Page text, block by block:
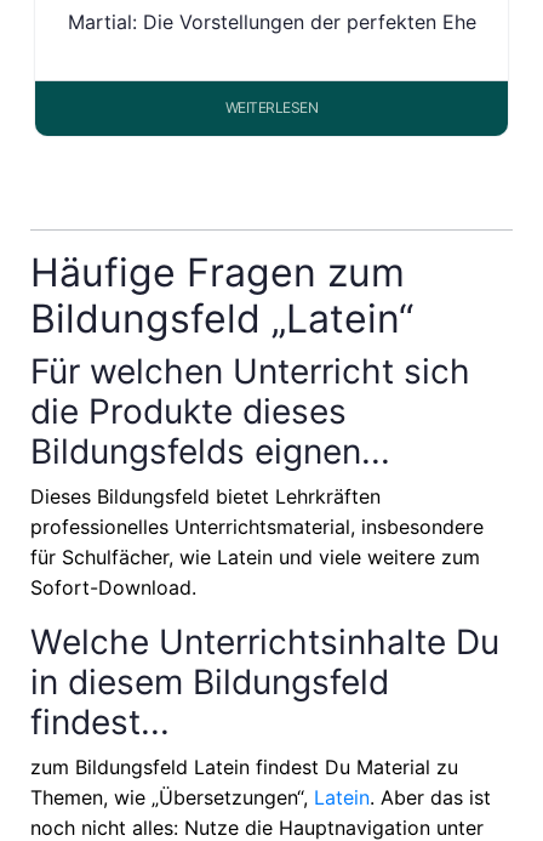
Martial: Die Vorstellungen der perfekten Ehe
WEITERLESEN
Häufige Fragen zum
Bildungsfeld „Latein“
Für welchen Unterricht sich
die Produkte dieses
Bildungsfelds eignen...
Dieses Bildungsfeld bietet Lehrkräften
professionelles Unterrichtsmaterial, insbesondere
für Schulfächer, wie Latein und viele weitere zum
Sofort-Download.
Welche Unterrichtsinhalte Du
in diesem Bildungsfeld
findest...
zum Bildungsfeld Latein findest Du Material zu
Themen, wie „Übersetzungen“, Latein. Aber das ist
noch nicht alles: Nutze die Hauptnavigation unter